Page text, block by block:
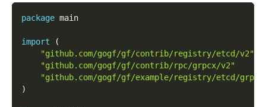
package main
import
(
"github.com/gogf/gf/contrib/registry/etcd/v2"
"github.com/gogf/gf/contrib/rpc/grpcx/v2"
"github.com/gogf/gf/example/registry/etcd/
)